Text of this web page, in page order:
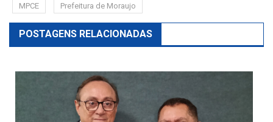
MPCE
Prefeitura de Moraujo
POSTAGENS RELACIONADAS